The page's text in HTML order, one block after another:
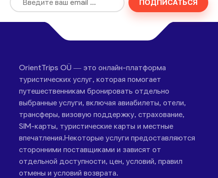
ПОДПИСАТЬСЯ
OrientTrips OÜ — это онлайн-платформа
туристических услуг, которая помогает
путешественникам бронировать отдельно
выбранные услуги, включая авиабилеты, отели,
трансферы, визовую поддержку, страхование,
SIM-карты, туристические карты и местные
впечатления.Некоторые услуги предоставляются
сторонними поставщиками и зависят от
отдельной доступности, цен, условий, правил
отмены и условий возврата.